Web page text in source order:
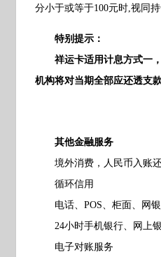
分小于或等于100元时,视同
特别提示：
祥运卡适用计息方式一，
机构将对当期全部应还透支
其他金融服务
境外消费，人民币入账
循环信用
电话、POS、柜面、网银
24小时手机银行、网上银
电子对账服务